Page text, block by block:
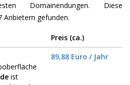
Domainendungen. Diese
Anbietern gefunden.
Preis (ca.)
ist
89,88 Euro / Jahr